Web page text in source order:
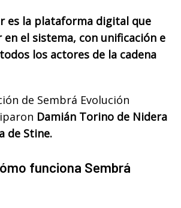
es la plataforma digital que
el sistema, con unificación e
los actores de la cadena
de Sembrá Evolución
Damián Torino de Nidera
de Stine.
funciona Sembrá